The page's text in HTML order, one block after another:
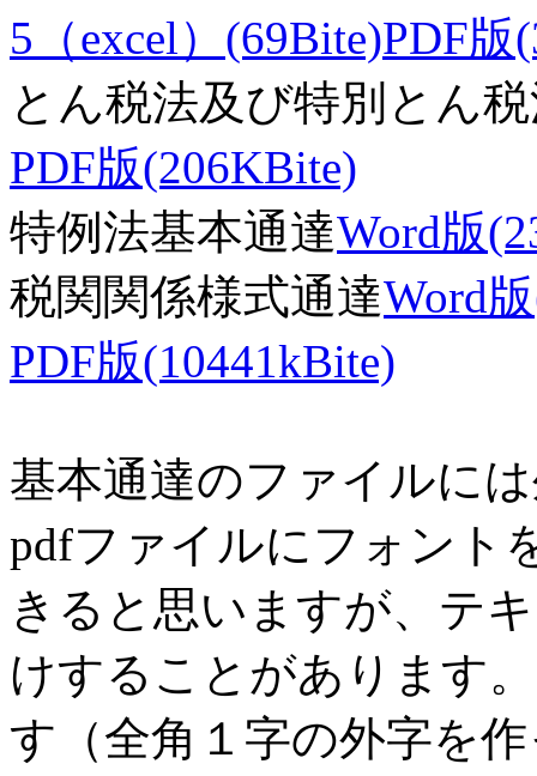
5（excel）(69Bite)PDF版
とん税法及び特別とん
PDF版(206KBite)
特例法基本通達Word版
税関関係様式通達Word
PDF版(10441kBite)
基本通達のファイルに
pdfファイルにフォント
きると思いますが、テ
けすることがあります
す（全角１字の外字を